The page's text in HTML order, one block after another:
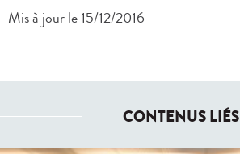
Mis à jour le 15/12/2016
CONTENUS LIÉS